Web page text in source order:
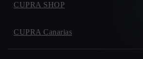
CUPRA SHOP
CUPRA Canarias